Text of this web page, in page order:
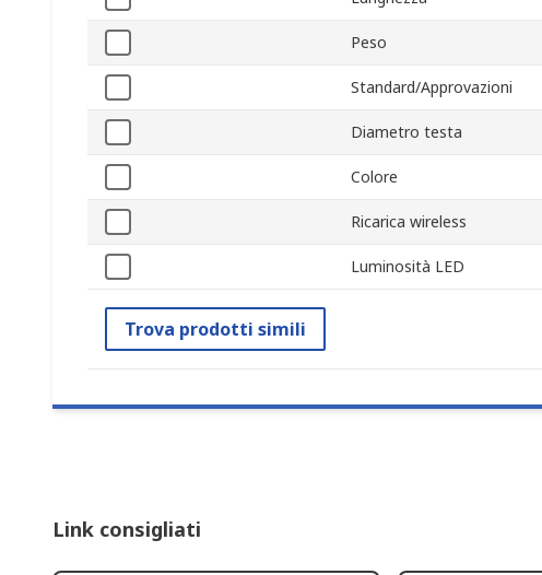
Peso
Standard/Approvazioni
Diametro testa
Colore
Ricarica wireless
Luminosità LED
Trova prodotti simili
Link consigliati